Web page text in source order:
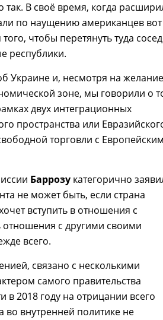
В своё время, когда
по наущению американцев вот
чтобы перетянуть туда
республики.
Украине и, несмотря на желание
зоне, мы говорили о
двух интеграционных
пространства или
торговли с
Баррозу категорично
не может быть, если страна
вступить в отношения с
с другими своими
всего.
связано с несколькими
самого правительства
в 2018 году на отрицании всего
внутренней политике не